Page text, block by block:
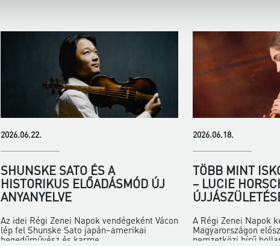
2026.06.22.
SHUNSKE SATO ÉS A
HISTORIKUS ELŐADÁSMÓD ÚJ
ANYANYELVE
Az idei Régi Zenei Napok vendégeként Vácon
lép fel Shunske Sato japán–amerikai
hegedűművész és karme...
2026.06.18.
TÖBB MINT
– LUCIE
A Régi Zenei Napok
Magyarországon
nemzetközi hírű